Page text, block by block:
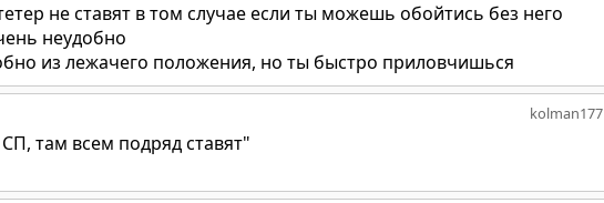
не ставят в том случае если ты можешь обойтись без него
неудобно
из лежачего положения, но ты быстро приловчишься
kolman177
там всем подряд ставят"